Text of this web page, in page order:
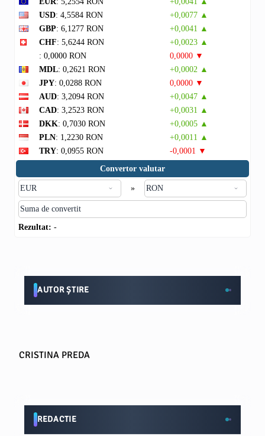
USD: 4,5584 RON
+0,0077 ▲
GBP: 6,1277 RON
+0,0041 ▲
CHF: 5,6244 RON
+0,0023 ▲
: 0,0000 RON
0,0000 ▼
MDL: 0,2621 RON
+0,0002 ▲
JPY: 0,0288 RON
0,0000 ▼
AUD: 3,2094 RON
+0,0047 ▲
CAD: 3,2523 RON
+0,0031 ▲
DKK: 0,7030 RON
+0,0005 ▲
PLN: 1,2230 RON
+0,0011 ▲
TRY: 0,0955 RON
-0,0001 ▼
Convertor valutar
»
Rezultat: -
AUTOR ȘTIRE
CRISTINA PREDA
REDACTIE